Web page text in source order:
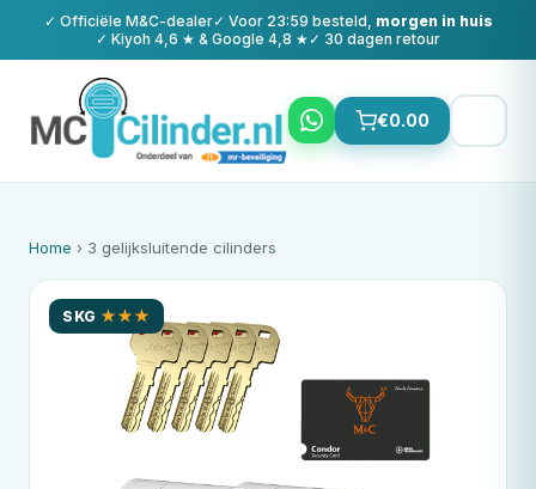
✓ Officiële M&C-dealer✓ Voor 23:59 besteld, morgen in huis
✓ Kiyoh 4,6 ★ & Google 4,8 ★ ✓ 30 dagen retour
€0.00
Home › 3 gelijksluitende cilinders
SKG ★★★